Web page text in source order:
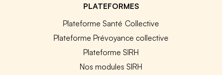
PLATEFORMES
Plateforme Santé Collective
Plateforme Prévoyance collective
Plateforme SIRH
Nos modules SIRH